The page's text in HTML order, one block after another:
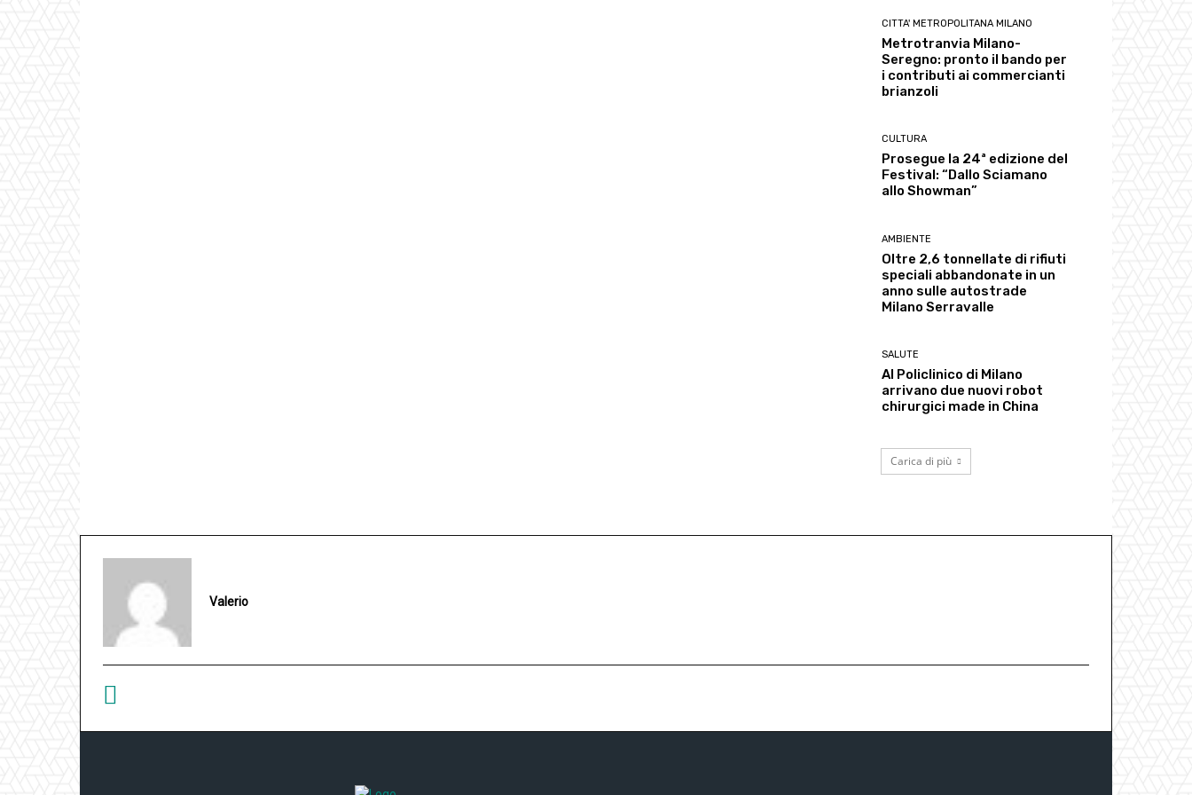
CITTA' METROPOLITANA MILANO
Metrotranvia Milano-
Seregno: pronto il bando per
i contributi ai commercianti
brianzoli
CULTURA
Prosegue la 24ª edizione del
Festival: “Dallo Sciamano
allo Showman”
AMBIENTE
Oltre 2,6 tonnellate di rifiuti
speciali abbandonate in un
anno sulle autostrade
Milano Serravalle
SALUTE
Al Policlinico di Milano
arrivano due nuovi robot
chirurgici made in China
Carica di più
Valerio